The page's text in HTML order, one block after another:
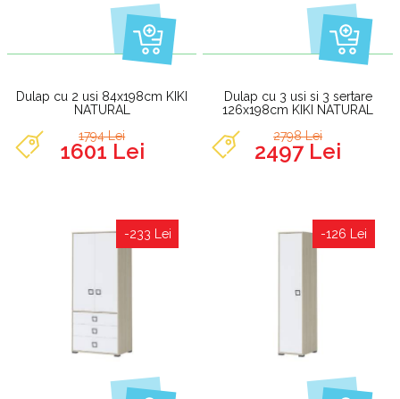
Dulap cu 2 usi 84x198cm KIKI
NATURAL
1794 Lei
1601 Lei
Dulap cu 3 usi si 3 sertare
126x198cm KIKI NATURAL
2798 Lei
2497 Lei
-233 Lei -126 Lei